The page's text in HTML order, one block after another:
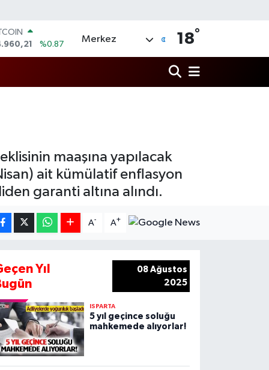
%0.18
%-14
Merkez 18°
maaşına yapılacak
ait kümülatif enflasyon
garanti altına alındı.
A- A+
Yıl
08 Ağustos
2025
ISPARTA
5 yıl geçince soluğu
mahkemede alıyorlar!